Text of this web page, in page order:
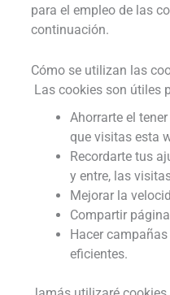
para el empleo de las
continuación.
Cómo se utilizan las
Las cookies son útiles
Ahorrarte el
que visitas esta
Recordarte tus
y entre, las
Mejorar la
Compartir
Hacer
eficientes.